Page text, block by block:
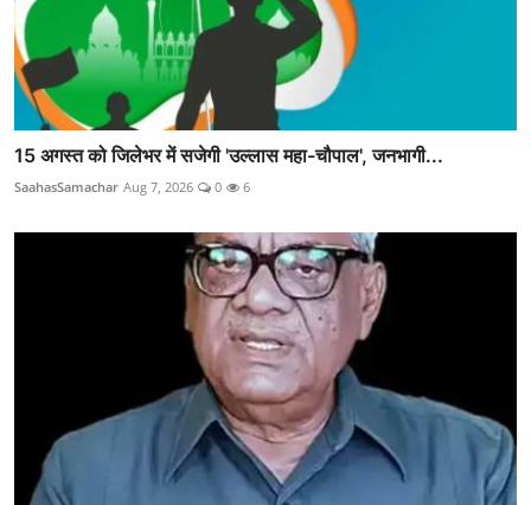
15 अगस्त को जिलेभर में सजेगी 'उल्लास महा-चौपाल', जनभागी...
SaahasSamachar Aug 7, 2026 0 6